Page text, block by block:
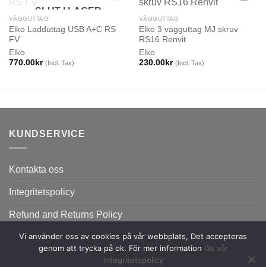
SLUT I LAGER
VÄGGUTTAG
Elko Ladduttag USB A+C RS
FV
Elko
770.00kr (Incl. Tax)
VÄGGUTTAG
Elko 3 vägguttag MJ skruv
RS16 Renvit
Elko
230.00kr (Incl. Tax)
KUNDSERVICE
Kontakta oss
Integritetspolicy
Refund and Returns Policy
Vi använder oss av cookies på vår webbplats, Det accepteras
genom att trycka på ok. För mer information läs vår
integritetspolicy